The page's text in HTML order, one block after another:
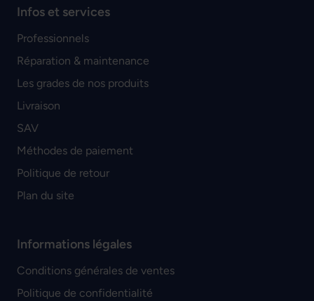
Infos et services
Professionnels
Réparation & maintenance
Les grades de nos produits
Livraison
SAV
Méthodes de paiement
Politique de retour
Plan du site
Informations légales
Conditions générales de ventes
Politique de confidentialité